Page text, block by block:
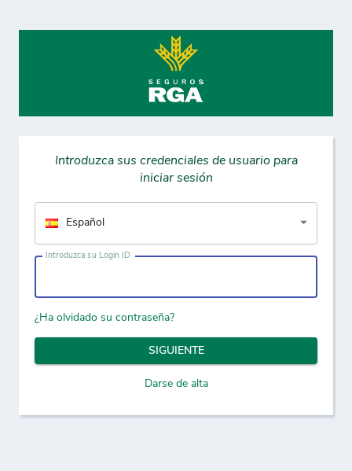
Introduzca sus credenciales de usuario para
iniciar sesión
Español
Introduzca su Login ID
¿Ha olvidado su contraseña?
SIGUIENTE
Darse de alta